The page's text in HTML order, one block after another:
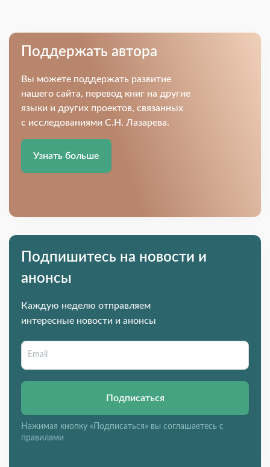
Поддержать автора
Вы можете поддержать развитие
нашего сайта, перевод книг на другие
языки и других проектов, связанных
с исследованиями С.Н. Лазарева.
Узнать больше
Подпишитесь на новости и
анонсы
Каждую неделю отправляем
интересные новости и анонсы
Подписаться
Нажимая кнопку «Подписаться» вы соглашаетесь с
правилами